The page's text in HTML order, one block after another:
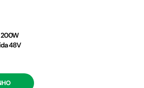
48V